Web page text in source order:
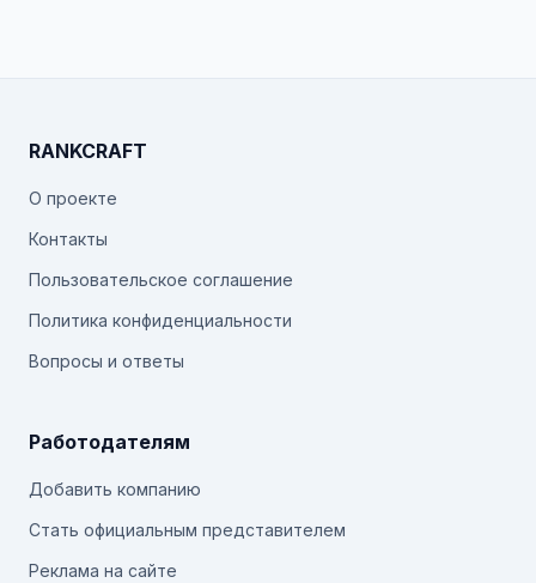
RANKCRAFT
О проекте
Контакты
Пользовательское соглашение
Политика конфиденциальности
Вопросы и ответы
Работодателям
Добавить компанию
Стать официальным представителем
Реклама на сайте